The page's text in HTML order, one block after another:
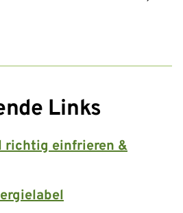
Links
richtig einfrieren &